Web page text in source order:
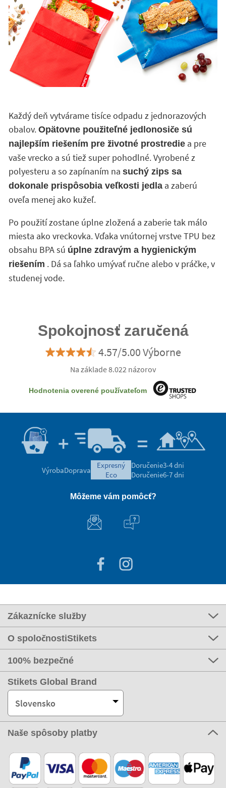
Každý deň vytvárame tisíce odpadu z jednorazových
obalov. Opätovne použiteľné jedlonosiče sú
najlepším riešením pre životné prostrediea pre
vaše vrecko a sú tiež super pohodlné. Vyrobené z
polyesteru a so zapínaním na suchý zips sa
dokonale prispôsobia veľkosti jedlaa zaberú
oveľa menej ako kužeľ.
Po použití zostane úplne zložená a zaberie tak málo
miesta ako vreckovka. Vďaka vnútornej vrstve TPU bez
obsahu BPA sú úplne zdravým a hygienickým
riešením . Dá sa ľahko umývať ručne alebo v práčke, v
studenej vode.
Spokojnosť zaručená
4.57/5.00 Výborne
Na základe 8.022 názorov
Hodnotenia overené používateľom
VýrobaDoprava
expresný
eco
Doručenie3-4 dni
Doručenie6-7 dni
Môžeme vám pomôcť?
Zákaznícke služby
O spoločnostiStikets
100% bezpečné
Stikets Global Brand
Slovensko
Naše spôsoby platby